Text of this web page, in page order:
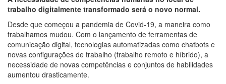
trabalho digitalmente transformado será o novo normal.
Desde que começou a pandemia de Covid-19, a maneira como
trabalhamos mudou. Com o lançamento de ferramentas de
comunicação digital, tecnologias automatizadas como chatbots e
novas configurações de trabalho (trabalho remoto e híbrido), a
necessidade de novas competências e conjuntos de habilidades
aumentou drasticamente.